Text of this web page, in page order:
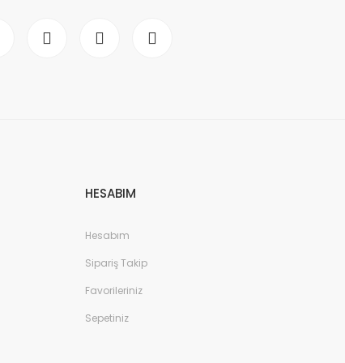
HESABIM
Hesabım
Sipariş Takip
Favorileriniz
Sepetiniz